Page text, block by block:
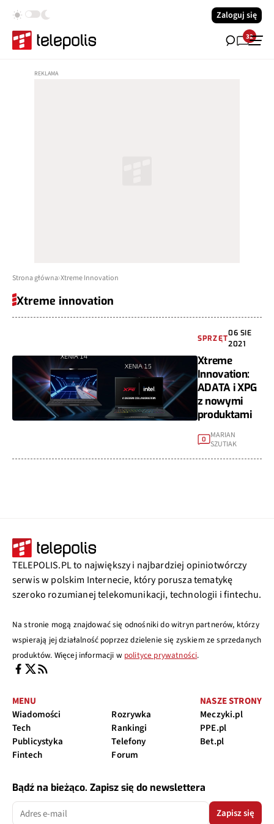
Zaloguj się
32
Strona główna Xtreme Innovation
Xtreme innovation
SPRZĘT
06 SIE
2021
Xtreme
Innovation:
ADATA i XPG
z nowymi
produktami
0
MARIAN
SZUTIAK
TELEPOLIS.PL to największy i najbardziej opiniotwórczy
serwis w polskim Internecie, który porusza tematykę
szeroko rozumianej telekomunikacji, technologii i fintechu.
Na stronie mogą znajdować się odnośniki do witryn partnerów, którzy
wspierają jej działalność poprzez dzielenie się zyskiem ze sprzedanych
produktów. Więcej informacji w polityce prywatności.
MENU
Wiadomości
Tech
Publicystyka
Fintech
Rozrywka
Rankingi
Telefony
Forum
NASZE STRONY
Meczyki.pl
PPE.pl
Bet.pl
Bądź na bieżąco. Zapisz się do newslettera
Zapisz się